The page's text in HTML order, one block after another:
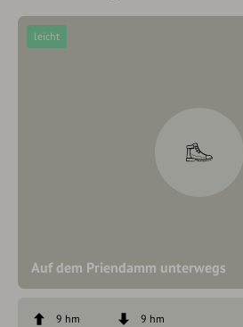
Auf dem Priendamm unterwegs
leicht
9 hm
9 hm